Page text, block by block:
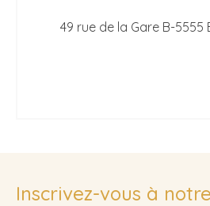
49 rue de la Gare B-5555
Inscrivez-vous à